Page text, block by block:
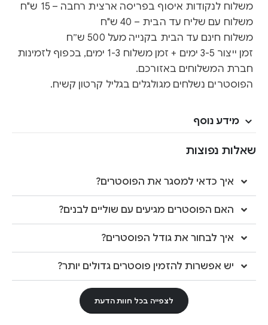
משלוח לנקודות איסוף בפריסה ארצית רחבה – 15 ש"ח
משלוח עם שליח עד הבית – 40 ש"ח
משלוח חינם עד הבית בקנייה מעל 500 ש״ח
זמן ייצור 3-5 ימים + זמן משלוח 1-3 ימים, בכפוף לזמינות
חברת המשלוחים באזורכם.
הפוסטרים נשלחים מגולגלים בגליל קרטון קשיח.
מידע נוסף
שאלות נפוצות
איך כדאי למסגר את הפוסטרים?
האם הפוסטרים מגיעים עם שוליים לבנים?
איך לבחור את גודל הפוסטרים?
יש אפשרות להזמין פוסטרים גדולים יותר?
לצפייה בכל חוות הדעת